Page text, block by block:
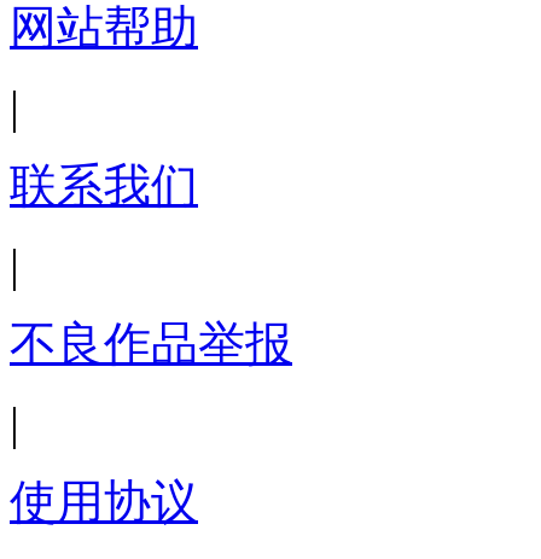
网站帮助
|
联系我们
|
不良作品举报
|
使用协议